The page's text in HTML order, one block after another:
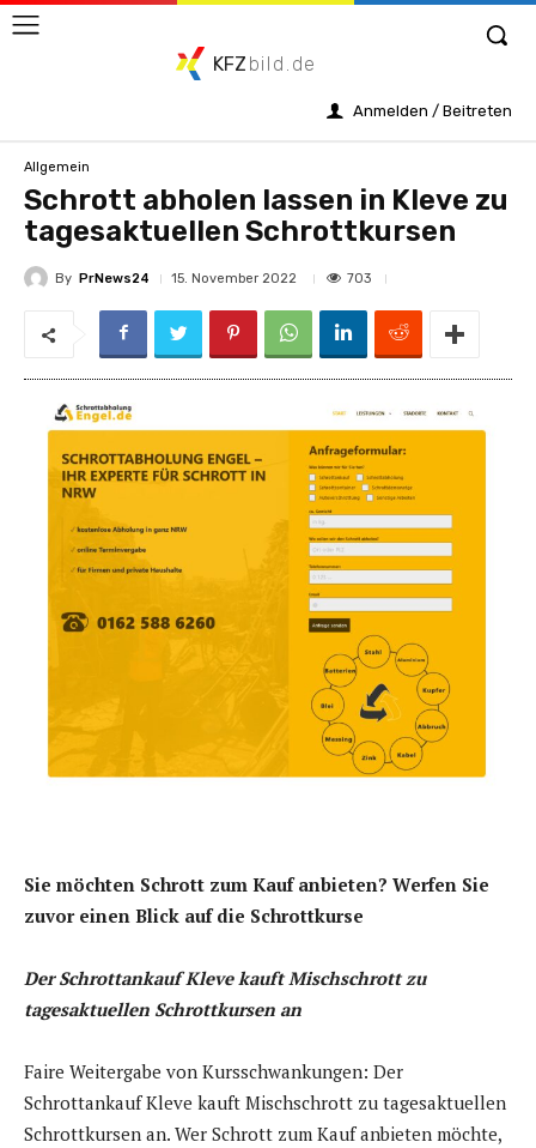
KFZ bild.de
Anmelden / Beitreten
Allgemein
Schrott abholen lassen in Kleve zu
tagesaktuellen Schrottkursen
By PrNews24 15. November 2022 703
Sie möchten Schrott zum Kauf anbieten? Werfen Sie
zuvor einen Blick auf die Schrottkurse
Der Schrottankauf Kleve kauft Mischschrott zu
tagesaktuellen Schrottkursen an
Faire Weitergabe von Kursschwankungen: Der
Schrottankauf Kleve kauft Mischschrott zu tagesaktuellen
Schrottkursen an. Wer Schrott zum Kauf anbieten möchte,